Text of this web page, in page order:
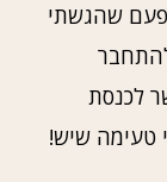
שהגשתי
לכנסת
טעימה שיש!